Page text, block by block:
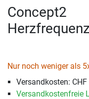
Concept2
Nur noch weniger als
Versandkosten: CHF
Versandkostenfreie